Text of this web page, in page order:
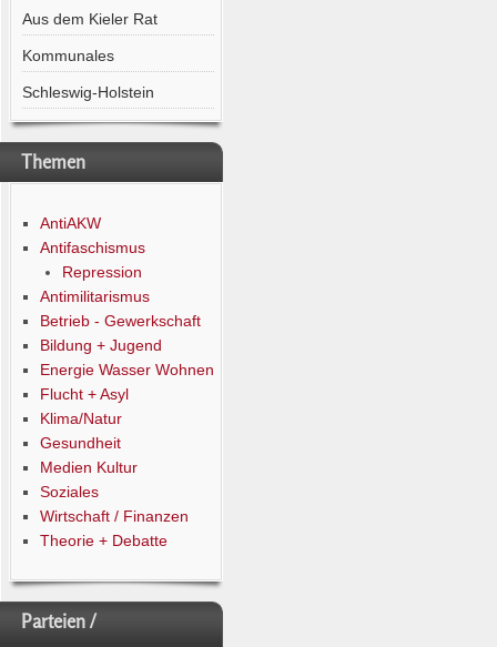
Aus dem Kieler Rat
Kommunales
Schleswig-Holstein
Themen
AntiAKW
Antifaschismus
Repression
Antimilitarismus
Betrieb - Gewerkschaft
Bildung + Jugend
Energie Wasser Wohnen
Flucht + Asyl
Klima/Natur
Gesundheit
Medien Kultur
Soziales
Wirtschaft / Finanzen
Theorie + Debatte
Parteien /